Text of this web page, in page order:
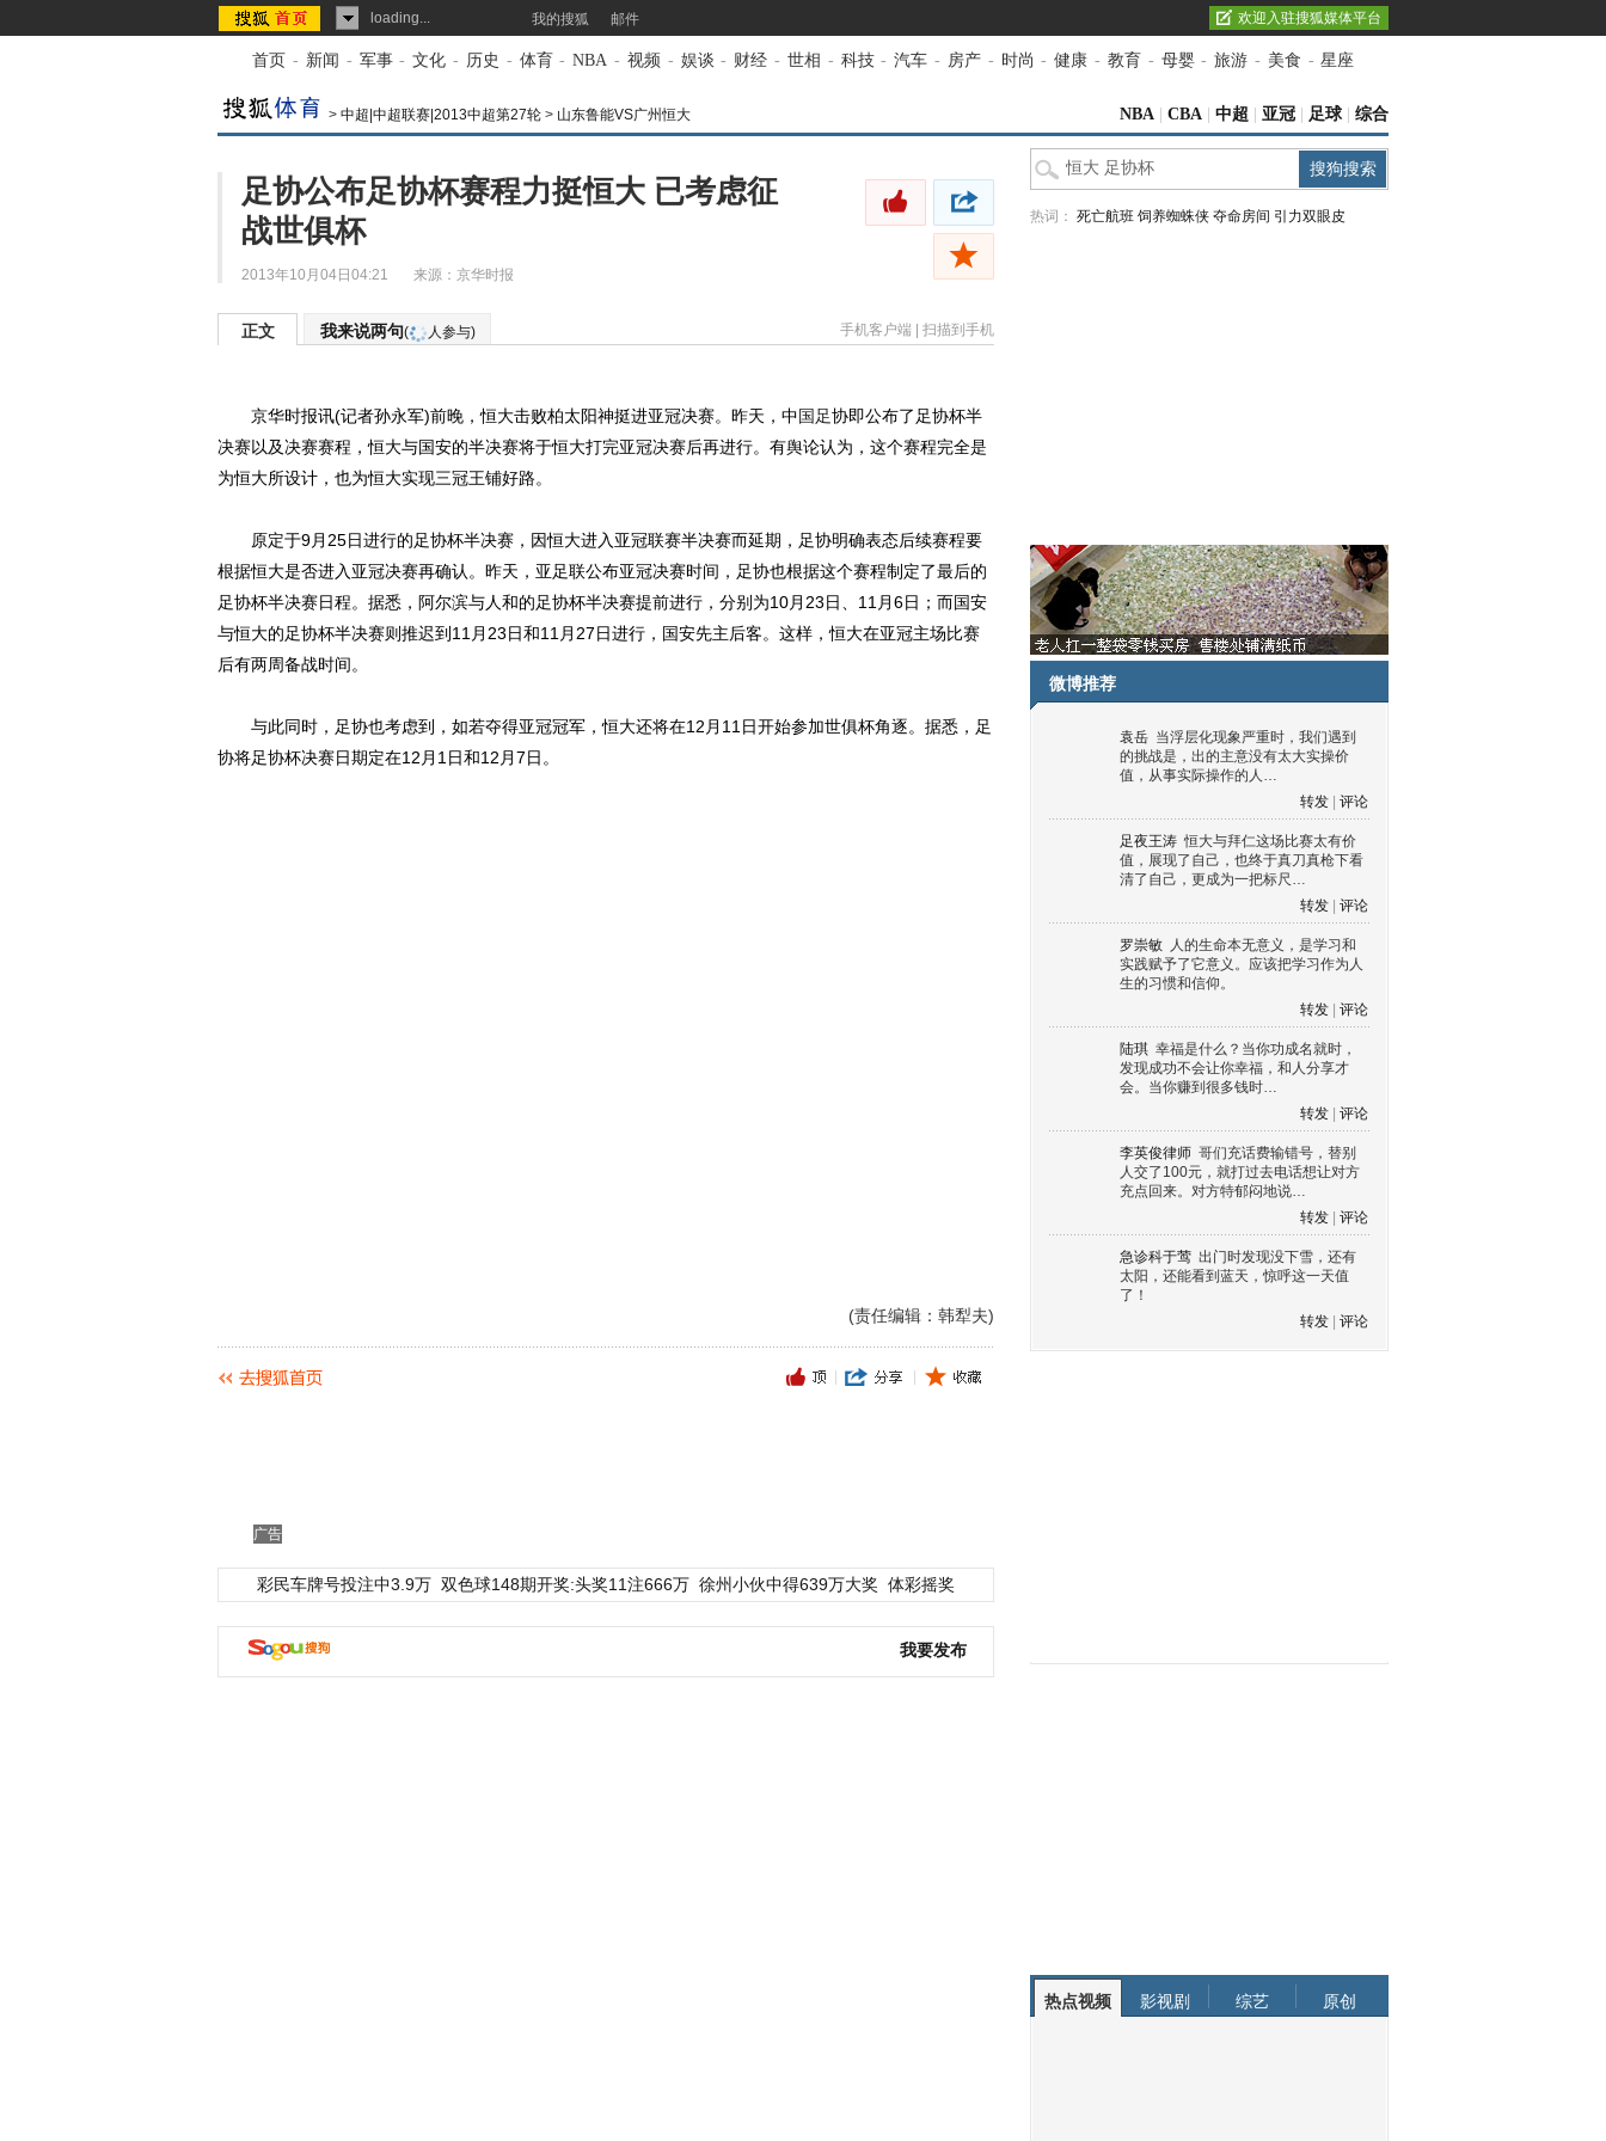
loading... 我的搜狐 邮件 欢迎入驻搜狐媒体平台
首页 - 新闻 - 军事 - 文化 - 历史 - 体育 - NBA - 视频 - 娱谈 - 财经 - 世相 - 科技 - 汽车 - 房产 - 时尚 - 健康 - 教育 - 母婴 - 旅游 - 美食 - 星座
> 中超|中超联赛|2013中超第27轮 > 山东鲁能VS广州恒大 NBA CBA 中超 亚冠 足球 综合
足协公布足协杯赛程力挺恒大 已考虑征
战世俱杯
2013年10月04日04:21 来源： 京华时报
正文 我来说两句( 人参与) 手机客户端 扫描到手机
京华时报讯(记者孙永军)前晚，恒大击败柏太阳神挺进亚冠决赛。昨天，中国足协即公布了足协杯半
决赛以及决赛赛程，恒大与国安的半决赛将于恒大打完亚冠决赛后再进行。有舆论认为，这个赛程完全是
为恒大所设计，也为恒大实现三冠王铺好路。
原定于9月25日进行的足协杯半决赛，因恒大进入亚冠联赛半决赛而延期，足协明确表态后续赛程要
根据恒大是否进入亚冠决赛再确认。昨天，亚足联公布亚冠决赛时间，足协也根据这个赛程制定了最后的
足协杯半决赛日程。据悉，阿尔滨与人和的足协杯半决赛提前进行，分别为10月23日、11月6日；而国安
与恒大的足协杯半决赛则推迟到11月23日和11月27日进行，国安先主后客。这样，恒大在亚冠主场比赛
后有两周备战时间。
与此同时，足协也考虑到，如若夺得亚冠冠军，恒大还将在12月11日开始参加世俱杯角逐。据悉，足
协将足协杯决赛日期定在12月1日和12月7日。
(责任编辑：韩犁夫)
广告
彩民车牌号投注中3.9万 双色球148期开奖:头奖11注666万 徐州小伙中得639万大奖 体彩摇奖
我要发布
热词： 死亡航班 饲养蜘蛛侠 夺命房间 引力双眼皮
微博推荐
袁岳 当浮层化现象严重时，我们遇到
的挑战是，出的主意没有太大实操价
值，从事实际操作的人…
转发
评论
足夜王涛 恒大与拜仁这场比赛太有价
值，展现了自己，也终于真刀真枪下看
清了自己，更成为一把标尺…
转发
评论
罗崇敏 人的生命本无意义，是学习和
实践赋予了它意义。应该把学习作为人
生的习惯和信仰。
转发
评论
陆琪 幸福是什么？当你功成名就时，
发现成功不会让你幸福，和人分享才
会。当你赚到很多钱时…
转发
评论
李英俊律师 哥们充话费输错号，替别
人交了100元，就打过去电话想让对方
充点回来。对方特郁闷地说…
转发
评论
急诊科于莺 出门时发现没下雪，还有
太阳，还能看到蓝天，惊呼这一天值
了！
转发
评论
热点视频 影视剧 综艺 原创